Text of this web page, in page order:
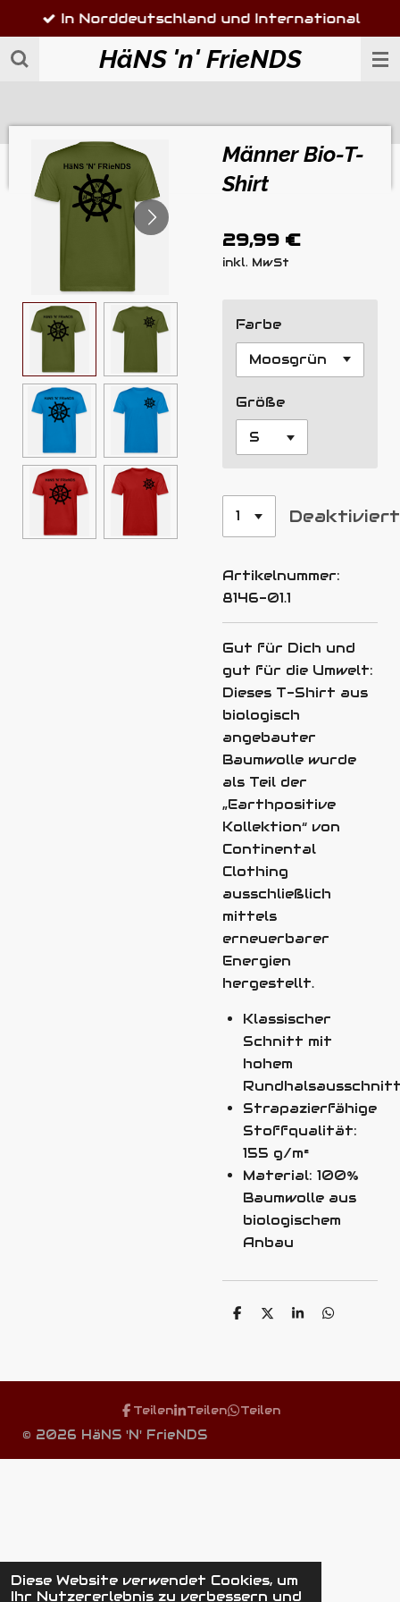
Diese Website verwendet Cookies, um
Ihr Nutzererlebnis zu verbessern und
Hauptinhalt
springen
HäNS 'n' FrieNDS
In Norddeutschland und International
Männer Bio-T-
Shirt
29,99 €
inkl. MwSt
Farbe
Größe
Deaktiviert
Artikelnummer:
8146-01.1
Gut für Dich und
gut für die Umwelt:
Dieses T-Shirt aus
biologisch
angebauter
Baumwolle wurde
als Teil der
„Earthpositive
Kollektion“ von
Continental
Clothing
ausschließlich
mittels
erneuerbarer
Energien
hergestellt.
Klassischer
Schnitt mit
hohem
Strapazierfähige
Stoffqualität:
155 g/m²
Material: 100%
Baumwolle aus
biologischem
Anbau
T
n
T
n
T
n
T
n
Teilen
Teilen Teilen
© 2026 HäNS 'N' FrieNDS